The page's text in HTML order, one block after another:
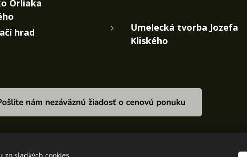
Orliaka
hrad
Umelecká tvorba Jozefa
Kliského
nám nezáväznú žiadosť o cenovú ponuku